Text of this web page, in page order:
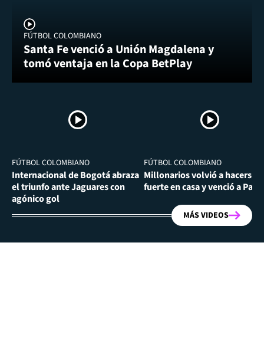
FÚTBOL COLOMBIANO
Santa Fe venció a Unión Magdalena y
tomó ventaja en la Copa BetPlay
FÚTBOL COLOMBIANO
Internacional de Bogotá abraza
el triunfo ante Jaguares con
agónico gol
FÚTBOL COLOMBIANO
Millonarios volvió a hacerse
fuerte en casa y venció a
MÁS VIDEOS